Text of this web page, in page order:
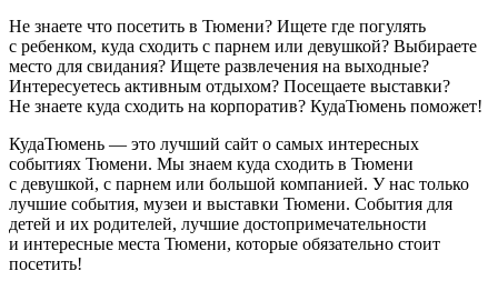
Не знаете что посетить в Тюмени? Ищете где погулять
с ребенком, куда сходить с парнем или девушкой? Выбираете
место для свидания? Ищете развлечения на выходные?
Интересуетесь активным отдыхом? Посещаете выставки?
Не знаете куда сходить на корпоратив? КудаТюмень поможет!
КудаТюмень — это лучший сайт о самых интересных
событиях Тюмени. Мы знаем куда сходить в Тюмени
с девушкой, с парнем или большой компанией. У нас только
лучшие события, музеи и выставки Тюмени. События для
детей и их родителей, лучшие достопримечательности
и интересные места Тюмени, которые обязательно стоит
посетить!